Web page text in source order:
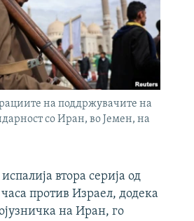
на поддржувачите на
со Иран, во Јемен, на
втора серија од
против Израел, додека
на Иран, го